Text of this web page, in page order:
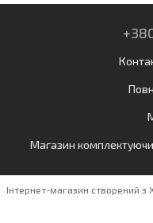
Магазин
Інтернет-магазин створений з